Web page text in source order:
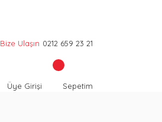
Bize Ulaşın 0212 659 23 21
Üye Girişi Sepetim